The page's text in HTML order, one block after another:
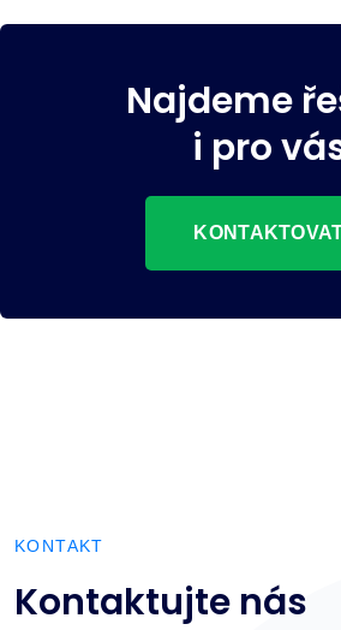
Najdeme
i pro
KONTAKT
Kontaktujte nás